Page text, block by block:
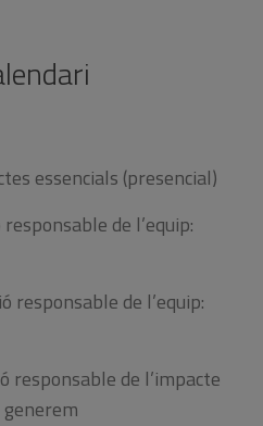
essencials (presencial)
de l’equip:
responsable de l’equip:
responsable de l’impacte